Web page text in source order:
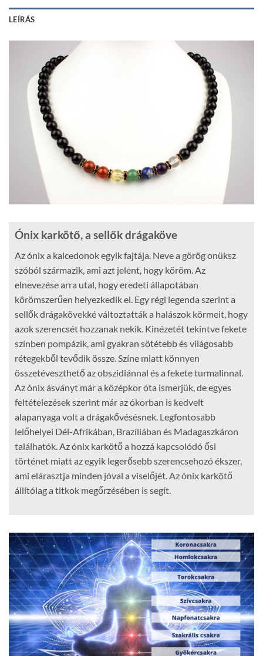
LEÍRÁS
Ónix karkötő, a sellők drágaköve
Az ónix a kalcedonok egyik fajtája. Neve a görög onüksz
szóból származik, ami azt jelent, hogy köröm. Az
elnevezése arra utal, hogy eredeti állapotában
körömszerűen helyezkedik el. Egy régi legenda szerint a
sellők drágakövekké változtatták a halászok körmeit, hogy
azok szerencsét hozzanak nekik. Kinézetét tekintve fekete
színben pompázik, ami gyakran sötétebb és világosabb
rétegekből tevődik össze. Színe miatt könnyen
összetéveszthető az obszidiánnal és a fekete turmalinnal.
Az ónix ásványt már a középkor óta ismerjük, de egyes
feltételezések szerint már az ókorban is kedvelt
alapanyaga volt a drágakővésésnek. Legfontosabb
lelőhelyei Dél-Afrikában, Brazíliában és Madagaszkáron
találhatók. Az ónix karkötő a hozzá kapcsolódó ősi
történet miatt az egyik legerősebb szerencsehozó ékszer,
ami elárasztja minden jóval a viselőjét. Az ónix karkötő
állítólag a titkok megőrzésében is segít.